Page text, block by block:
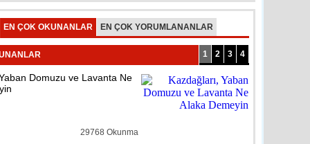
Yardımına Dönüşüyor
detay ›
EN ÇOK OKUNANLAR EN ÇOK YORUMLANANLAR
1 2 3 4
Domuzu ve Lavanta Ne
29768 Okunma